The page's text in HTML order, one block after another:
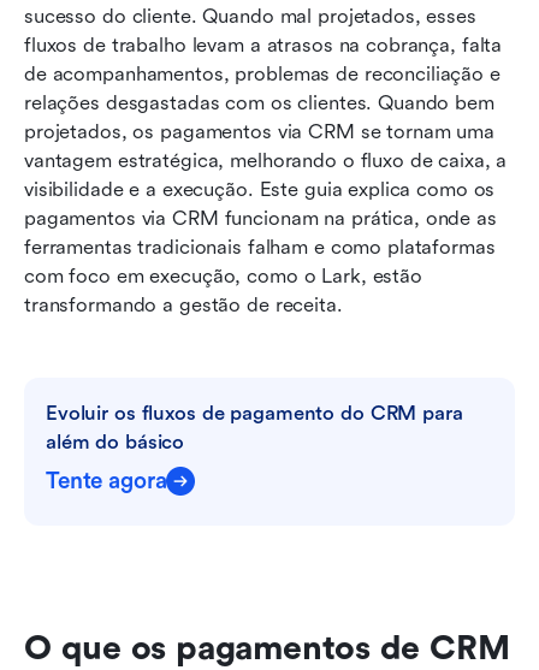
sucesso do cliente. Quando mal projetados, esses
fluxos de trabalho levam a atrasos na cobrança, falta
de acompanhamentos, problemas de reconciliação e
relações desgastadas com os clientes. Quando bem
projetados, os pagamentos via CRM se tornam uma
vantagem estratégica, melhorando o fluxo de caixa, a
visibilidade e a execução. Este guia explica como os
pagamentos via CRM funcionam na prática, onde as
ferramentas tradicionais falham e como plataformas
com foco em execução, como o Lark, estão
transformando a gestão de receita.
Evoluir os fluxos de pagamento do CRM para
além do básico
Tente agora
O que os pagamentos de CRM
Leitura relacionada